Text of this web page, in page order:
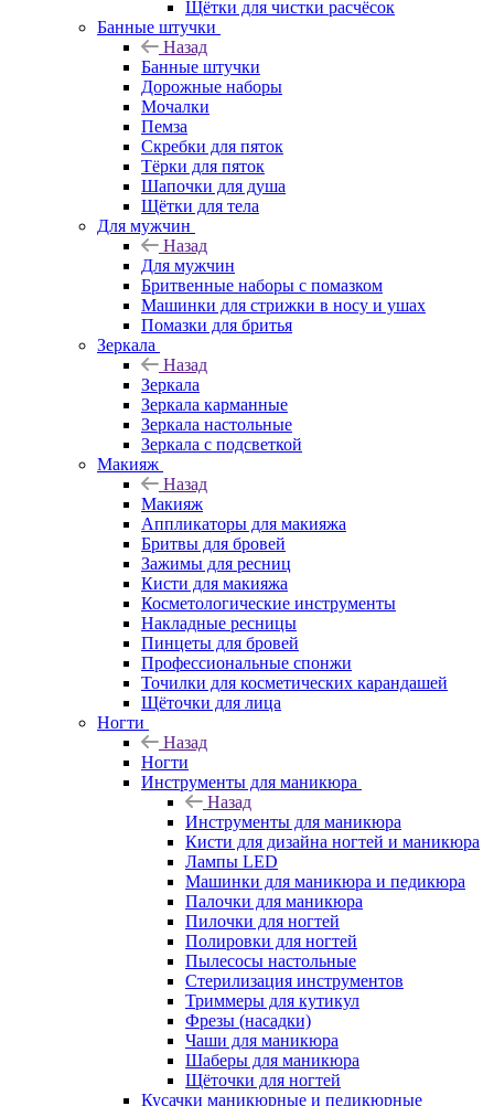
Щётки для чистки расчёсок
Банные штучки
Назад
Банные штучки
Дорожные наборы
Мочалки
Пемза
Скребки для пяток
Тёрки для пяток
Шапочки для душа
Щётки для тела
Для мужчин
Назад
Для мужчин
Бритвенные наборы с помазком
Машинки для стрижки в носу и ушах
Помазки для бритья
Зеркала
Назад
Зеркала
Зеркала карманные
Зеркала настольные
Зеркала с подсветкой
Макияж
Назад
Макияж
Аппликаторы для макияжа
Бритвы для бровей
Зажимы для ресниц
Кисти для макияжа
Косметологические инструменты
Накладные ресницы
Пинцеты для бровей
Профессиональные спонжи
Точилки для косметических карандашей
Щёточки для лица
Ногти
Назад
Ногти
Инструменты для маникюра
Назад
Инструменты для маникюра
Кисти для дизайна ногтей и маникюра
Лампы LED
Машинки для маникюра и педикюра
Палочки для маникюра
Пилочки для ногтей
Полировки для ногтей
Пылесосы настольные
Стерилизация инструментов
Триммеры для кутикул
Фрезы (насадки)
Чаши для маникюра
Шаберы для маникюра
Щёточки для ногтей
Кусачки маникюрные и педикюрные